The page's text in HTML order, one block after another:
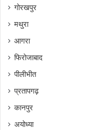
गोरखपुर
मथुरा
आगरा
फिरोजाबाद
पीलीभीत
प्रतापगढ़
कानपुर
अयोध्या